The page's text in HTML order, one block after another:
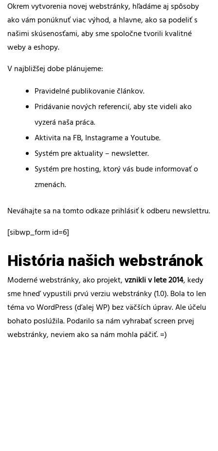
Okrem vytvorenia novej webstránky, hľadáme aj spôsoby
ako vám ponúknuť viac výhod, a hlavne, ako sa podeliť s
našimi skúsenosťami, aby sme spoločne tvorili kvalitné
weby a eshopy.
V najbližšej dobe plánujeme:
Pravidelné publikovanie článkov.
Pridávanie nových referencií, aby ste videli ako
vyzerá naša práca.
Aktivita na FB, Instagrame a Youtube.
Systém pre aktuality – newsletter.
Systém pre hosting, ktorý vás bude informovať o
zmenách.
Neváhajte sa na tomto odkaze prihlásiť k odberu newslettru.
[sibwp_form id=6]
História našich webstránok
Moderné webstránky, ako projekt,vznikli v lete 2014, kedy
sme hneď vypustili prvú verziu webstránky (1.0). Bola to len
téma vo WordPress (ďalej WP) bez väčších úprav. Ale účelu
bohato poslúžila. Podarilo sa nám vyhrabať screen prvej
webstránky, neviem ako sa nám mohla páčiť. =)